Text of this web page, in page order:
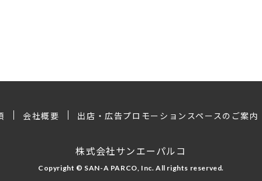
会社概要 出店・広告プロモーションスペースのご案内
株式会社サンエーパルコ
Copyright © SAN-A PARCO, Inc. All rights reserved.